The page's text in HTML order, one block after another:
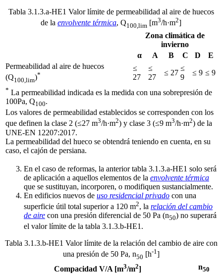
Tabla 3.1.3.a-HE1 Valor límite de permeabilidad al aire de huecos
de la envolvente térmica, Q100,lim [m3/h·m2]
Zona climática de
invierno
α
A B C D
E
Permeabilidad al aire de huecos
(Q100,lim)*
≤
27
≤
27
≤ 27
≤
9
≤ 9 ≤ 9
* La permeabilidad indicada es la medida con una sobrepresión de
100Pa, Q100.
Los valores de permeabilidad establecidos se corresponden con los
que definen la clase 2 (≤27 m3/h·m2) y clase 3 (≤9 m3/h·m2) de la
UNE-EN 12207:2017.
La permeabilidad del hueco se obtendrá teniendo en cuenta, en su
caso, el cajón de persiana.
En el caso de reformas, la anterior tabla 3.1.3.a-HE1 solo será
de aplicación a aquellos elementos de la envolvente térmica
que se sustituyan, incorporen, o modifiquen sustancialmente.
En edificios nuevos de uso residencial privado con una
superficie útil total superior a 120 m2, la relación del cambio
de aire con una presión diferencial de 50 Pa (n50) no superará
el valor límite de la tabla 3.1.3.b-HE1.
Tabla 3.1.3.b-HE1 Valor límite de la relación del cambio de aire con
una presión de 50 Pa, n50 [h-1]
Compacidad V/A [m3/m2] n50